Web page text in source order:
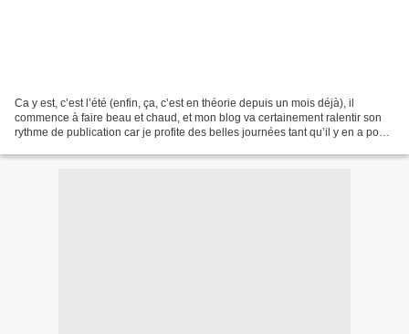
Ca y est, c’est l’été (enfin, ça, c’est en théorie depuis un mois déjà), il
commence à faire beau et chaud, et mon blog va certainement ralentir son
rythme de publication car je profite des belles journées tant qu’il y en a pour